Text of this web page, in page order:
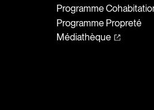
Programme
Programme Propreté
Médiathèque